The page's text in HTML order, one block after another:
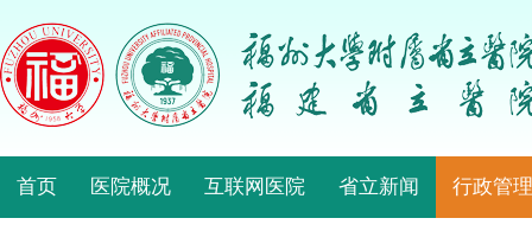
首页 医院概况 互联网医院 省立新闻 行政管理